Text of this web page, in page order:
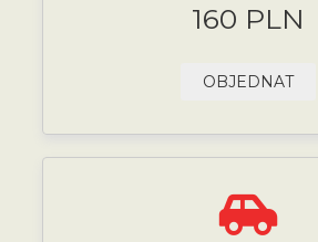
160 PLN
OBJEDNAT